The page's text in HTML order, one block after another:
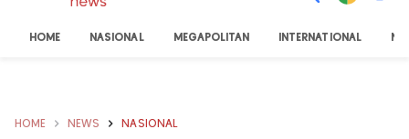
HOME NASIONAL MEGAPOLITAN INTERNATIONAL
HOME NEWS NASIONAL